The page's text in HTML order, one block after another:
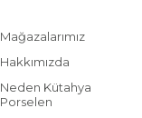
Mağazalarımız
Hakkımızda
Neden Kütahya
Porselen